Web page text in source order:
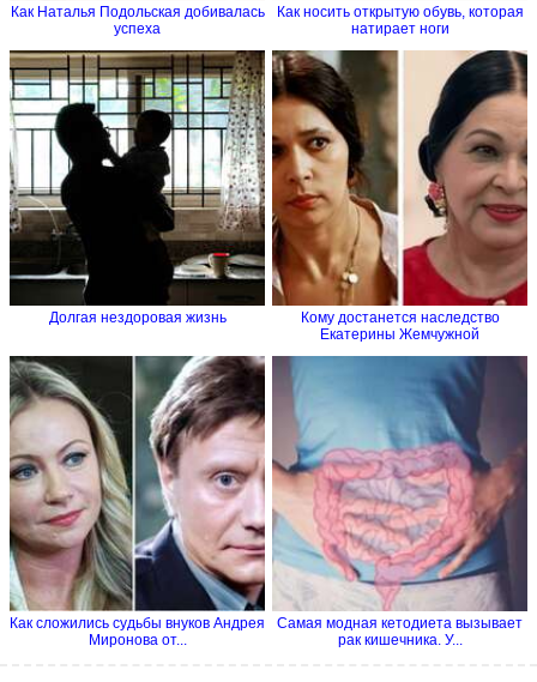
Как Наталья Подольская добивалась
успеха
Как носить открытую обувь, которая
натирает ноги
Долгая нездоровая жизнь
Кому достанется наследство
Екатерины Жемчужной
Как сложились судьбы внуков Андрея
Миронова от...
Самая модная кетодиета вызывает
рак кишечника. У...